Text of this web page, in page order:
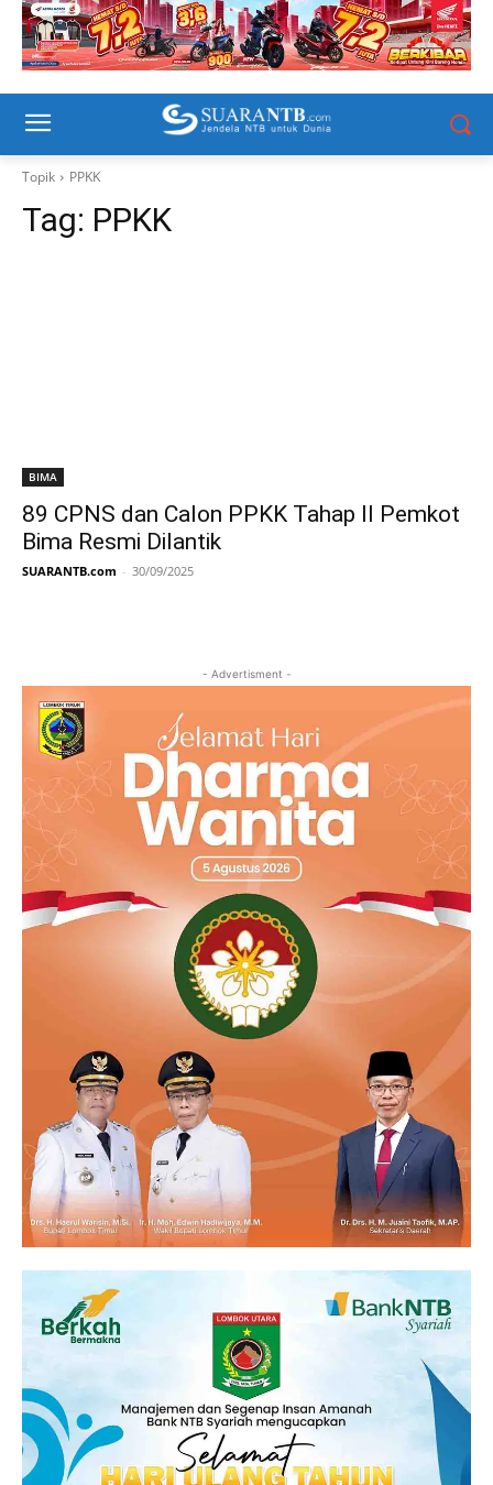
Topik PPKK
Tag: PPKK
BIMA
89 CPNS dan Calon PPKK Tahap II Pemkot
Bima Resmi Dilantik
SUARANTB.com - 30/09/2025
- Advertisment -